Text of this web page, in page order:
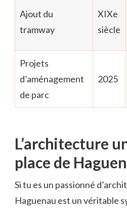
Ajout du
tramway
XIXe
siècle
Projets
d’aménagement
de parc
2025
L’architecture
place de
Si tu es un passionné
Haguenau est un véritable